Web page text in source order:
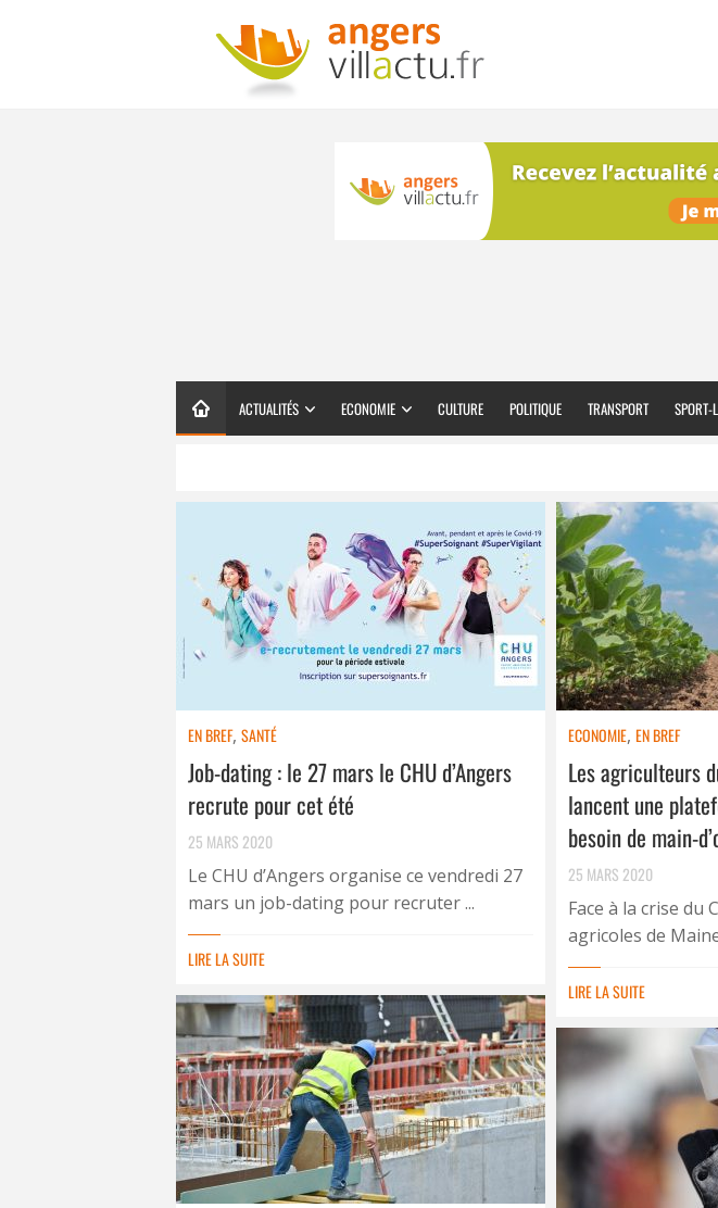
ACTUALITÉS ECONOMIE CULTURE POLITIQUE TRANSPORT SPORT-
EN BREF, SANTÉ
Job-dating : le 27 mars le CHU d’Angers
recrute pour cet été
25 MARS 2020
Le CHU d’Angers organise ce vendredi 27
mars un job-dating pour recruter ...
LIRE LA SUITE
ECONOMIE, EN BREF
Les agriculteurs
lancent une
besoin de main-
25 MARS 2020
Face à la crise du
agricoles de
LIRE LA SUITE